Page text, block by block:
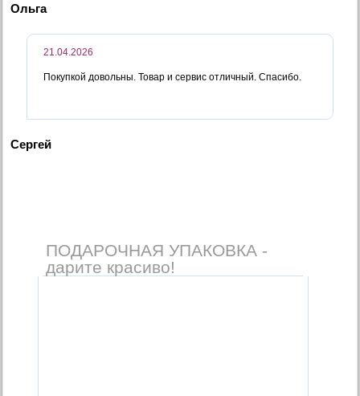
Ольга
21.04.2026
Покупкой довольны. Товар и сервис отличный. Спасибо.
Сергей
ПОДАРОЧНАЯ УПАКОВКА -
дарите красиво!